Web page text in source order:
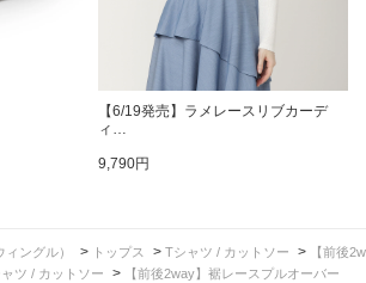
【6/19発売】ラメレースリブカーデ
ィ…
9,790円
ングル） > トップス > Tシャツ / カットソー >
【前後
ツ / カットソー > 【前後2way】裾レースプルオーバー